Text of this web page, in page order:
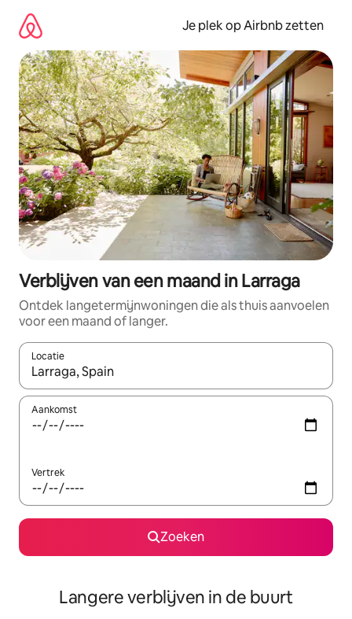
direct
naar
inhoud
Je plek op Airbnb zetten
Verblijven van een maand in Larraga
Ontdek langetermijnwoningen die als thuis aanvoelen
voor een maand of langer.
Locatie
Wanneer er resultaten beschikbaar zijn, maak je een keuze
Aankomst
Vertrek
Zoeken
Langere verblijven in de buurt